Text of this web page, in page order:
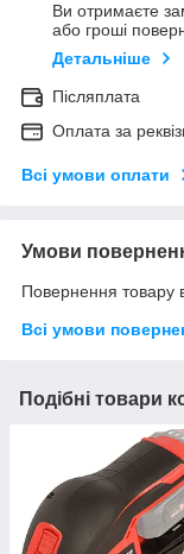
Ви отримаєте
або гроші
Детальніше
Післяплата
Оплата за
Всі умови оплати
Умови
Повернення товару
Всі умови
Подібні товари